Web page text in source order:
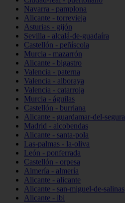
Navarra - pamplona
Alicante - torrevieja
Asturias - gijón
Sevilla - alcalá-de-guadaíra
Castellón - peñíscola
Murcia - mazarrón
Alicante - bigastro
Valencia - paterna
Valencia - alboraya
Valencia - catarroja
Murcia - águilas
Castellón - burriana
Alicante - guardamar-del-segura
Madrid - alcobendas
Alicante - santa-pola
Las-palmas - la-oliva
León - ponferrada
Castellón - orpesa
Almería - almería
Alicante - alicante
Alicante - san-miguel-de-salinas
Alicante - ibi